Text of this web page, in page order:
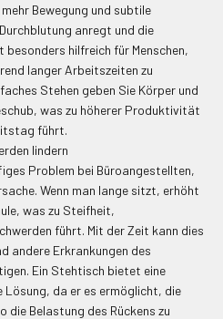
Bewegung und subtile
anregt und die
hilfreich für Menschen,
langer Arbeitszeiten zu
Stehen geben Sie Körper und
was zu höherer Produktivität
führt.
lindern
Problem bei Büroangestellten,
Wenn man lange sitzt, erhöht
was zu Steifheit,
führt. Mit der Zeit kann dies
andere Erkrankungen des
Ein Stehtisch bietet eine
Lösung, da er es ermöglicht, die
die Belastung des Rückens zu